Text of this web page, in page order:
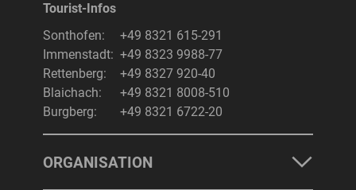
Tourist-Infos
Sonthofen:
+49 8321 615-291
Immenstadt: +49 8323 9988-77
Rettenberg:
+49 8327 920-40
Blaichach:
+49 8321 8008-510
Burgberg:
+49 8321 6722-20
ORGANISATION